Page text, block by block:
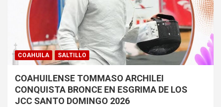
COAHUILA SALTILLO
COAHUILENSE TOMMASO ARCHILEI
CONQUISTA BRONCE EN ESGRIMA DE LOS
JCC SANTO DOMINGO 2026